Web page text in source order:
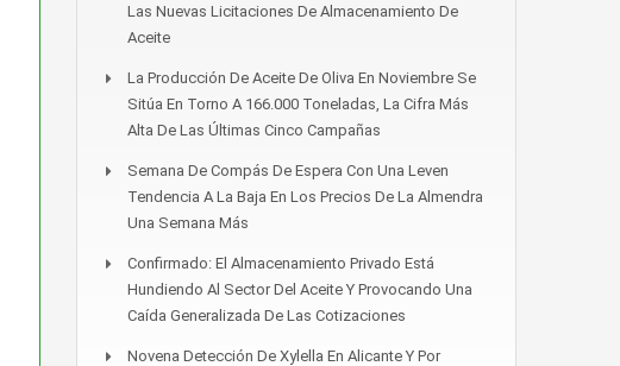
Las Nuevas Licitaciones De Almacenamiento De
Aceite
La Producción De Aceite De Oliva En Noviembre Se
Sitúa En Torno A 166.000 Toneladas, La Cifra Más
Alta De Las Últimas Cinco Campañas
Semana De Compás De Espera Con Una Leven
Tendencia A La Baja En Los Precios De La Almendra
Una Semana Más
Confirmado: El Almacenamiento Privado Está
Hundiendo Al Sector Del Aceite Y Provocando Una
Caída Generalizada De Las Cotizaciones
Novena Detección De Xylella En Alicante Y Por